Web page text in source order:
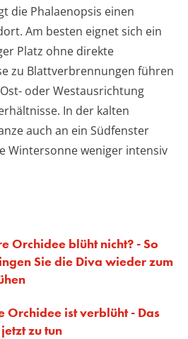
die Phalaenopsis einen
Am besten eignet sich ein
Platz ohne direkte
zu Blattverbrennungen führen
oder Westausrichtung
In der kalten
auch an ein Südfenster
Wintersonne weniger intensiv
Orchidee blüht nicht? - So
Sie die Diva wieder zum
Orchidee ist verblüht - Das
zu tun